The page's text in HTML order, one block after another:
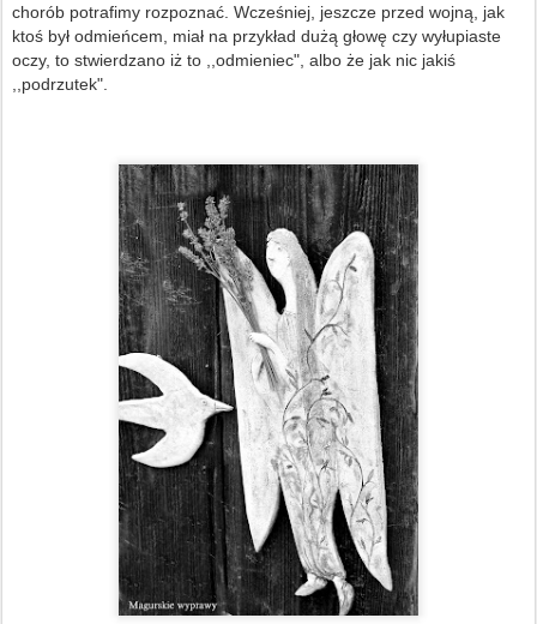
chorób potrafimy rozpoznać. Wcześniej, jeszcze przed wojną, jak
ktoś był odmieńcem, miał na przykład dużą głowę czy wyłupiaste
oczy, to stwierdzano iż to ,,odmieniec", albo że jak nic jakiś
,,podrzutek".